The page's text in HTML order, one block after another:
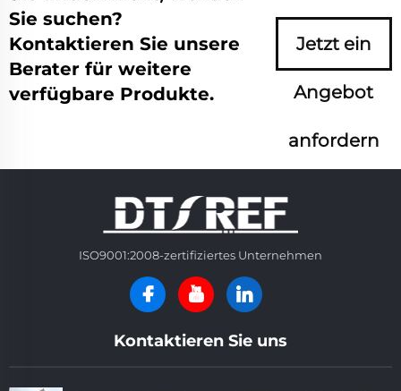
Sie suchen?
Kontaktieren Sie unsere
Berater für weitere
verfügbare Produkte.
Jetzt ein
Angebot
anfordern
ISO9001:2008-zertifiziertes Unternehmen
Kontaktieren Sie uns